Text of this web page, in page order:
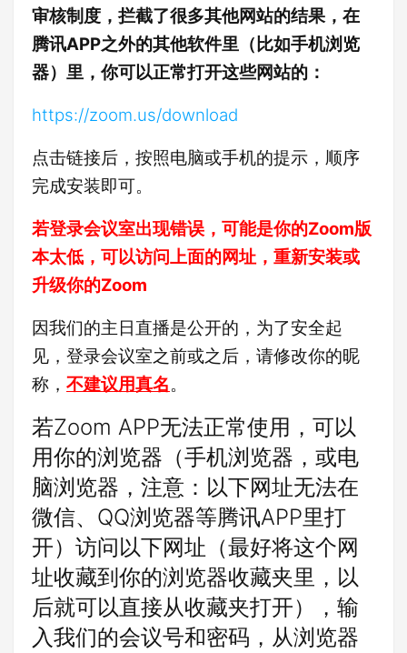
审核制度，拦截了很多其他网站的结果，在
腾讯APP之外的其他软件里（比如手机浏览
器）里，你可以正常打开这些网站的：
https://zoom.us/download
点击链接后，按照电脑或手机的提示，顺序
完成安装即可。
若登录会议室出现错误，可能是你的Zoom版
本太低，可以访问上面的网址，重新安装或
升级你的Zoom
因我们的主日直播是公开的，为了安全起
见，登录会议室之前或之后，请修改你的昵
称， 不建议用真名。
若Zoom APP无法正常使用，可以
用你的浏览器（手机浏览器，或电
脑浏览器，注意：以下网址无法在
微信、QQ浏览器等腾讯APP里打
开）访问以下网址（最好将这个网
址收藏到你的浏览器收藏夹里，以
后就可以直接从收藏夹打开），输
入我们的会议号和密码，从浏览器